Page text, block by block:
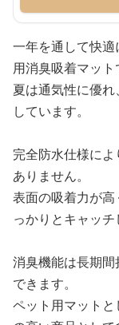
一年を通して快
用消臭吸着マット
夏は通気性に優
しています。
完全防水仕様に
ありません。
表面の吸着力が
っかりとキャッチ
消臭機能は長期
できます。
ペット用マット